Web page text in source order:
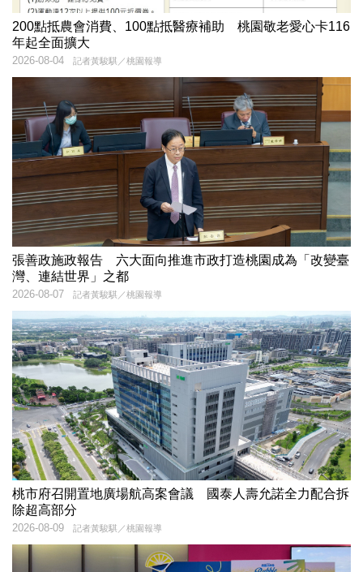
200點抵農會消費、100點抵醫療補助 桃園敬老愛心卡116
年起全面擴大
記者黃駿騏／桃園報導
2026-08-04
張善政施政報告 六大面向推進市政打造桃園成為「改變臺
灣、連結世界」之都
記者黃駿騏／桃園報導
2026-08-07
桃市府召開置地廣場航高案會議 國泰人壽允諾全力配合拆
除超高部分
記者黃駿騏／桃園報導
2026-08-09